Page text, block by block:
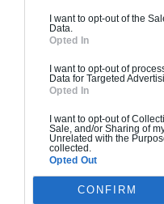
I want to opt-out of the
Data.
Opted In
I want to opt-out of
Data for Targeted
Opted In
I want to opt-out of
Sale, and/or Sharing of
Unrelated with the
collected.
Opted Out
CONFIRM
dernier coup de peinture